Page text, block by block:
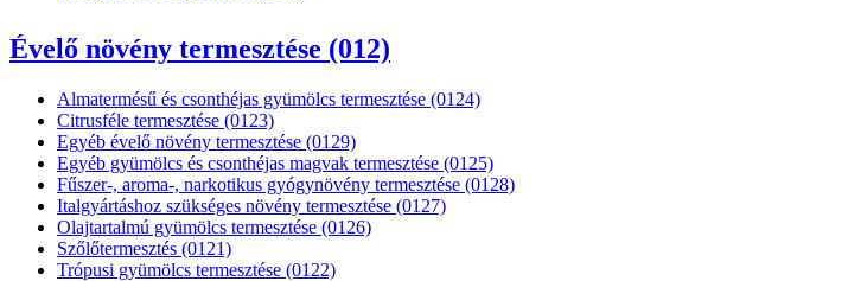
Évelő növény termesztése (012)
Almatermésű és csonthéjas gyümölcs termesztése (0124)
Citrusféle termesztése (0123)
Egyéb évelő növény termesztése (0129)
Egyéb gyümölcs és csonthéjas magvak termesztése (0125)
Fűszer-, aroma-, narkotikus gyógynövény termesztése (0128)
Italgyártáshoz szükséges növény termesztése (0127)
Olajtartalmú gyümölcs termesztése (0126)
Szőlőtermesztés (0121)
Trópusi gyümölcs termesztése (0122)